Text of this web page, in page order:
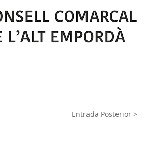
Entrada Posterior >